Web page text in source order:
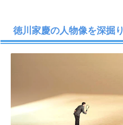
徳川家慶の人物像を深掘り